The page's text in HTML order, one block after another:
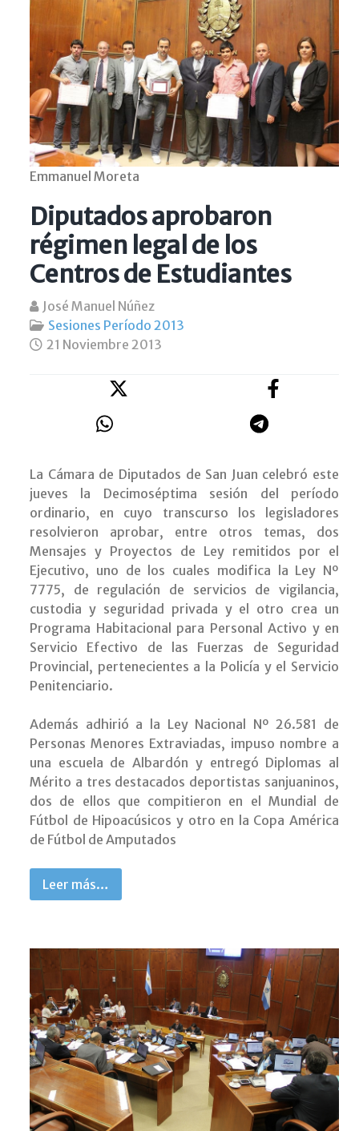
Emmanuel Moreta
Diputados aprobaron
régimen legal de los
Centros de Estudiantes
José Manuel Núñez
Sesiones Período 2013
21 Noviembre 2013
La Cámara de Diputados de San Juan celebró este
jueves la Decimoséptima sesión del período
ordinario, en cuyo transcurso los legisladores
resolvieron aprobar, entre otros temas, dos
Mensajes y Proyectos de Ley remitidos por el
Ejecutivo, uno de los cuales modifica la Ley Nº
7775, de regulación de servicios de vigilancia,
custodia y seguridad privada y el otro crea un
Programa Habitacional para Personal Activo y en
Servicio Efectivo de las Fuerzas de Seguridad
Provincial, pertenecientes a la Policía y el Servicio
Penitenciario.
Además adhirió a la Ley Nacional Nº 26.581 de
Personas Menores Extraviadas, impuso nombre a
una escuela de Albardón y entregó Diplomas al
Mérito a tres destacados deportistas sanjuaninos,
dos de ellos que compitieron en el Mundial de
Fútbol de Hipoacúsicos y otro en la Copa América
de Fútbol de Amputados
Leer más…